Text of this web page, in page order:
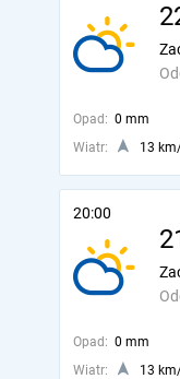
Opad: 0 mm
Wiatr:
13
20:00
Opad: 0 mm
Wiatr:
13